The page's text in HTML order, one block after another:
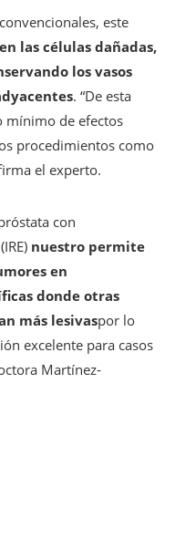
este
las células dañadas,
los vasos
. “De esta
mínimo de efectos
procedimientos como
el experto.
con
nuestro permite
en
donde otras
más lesivaspor lo
excelente para casos
Martínez-